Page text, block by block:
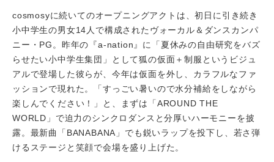
cosmosyに続いてのオープニングアクトは、初日に引き続き
小中学生の男女14人で構成されたヴォーカル＆ダンスカンパ
ニー・PG。昨年の『a-nation』に「夏休みの自由研究をバズ
らせたい小中学生集団」として狐の仮面＋制服というビジュ
アルで登場した彼らが、今年は仮面を外し、カラフルなファ
ッションで現れた。「すっごい暑いので水分補給をしながら
楽しんでください！」と、まずは「AROUND THE
WORLD」で迫力のシンクロダンスと分厚いハーモニーを披
露。最新曲「BANABANA」でも鋭いラップを投下し、若さ弾
けるステージと笑顔で会場を盛り上げた。